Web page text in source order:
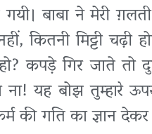
बाबा ने मेरी
कितनी मिट्टी
कपड़े गिर जाते तो
ना! यह बोझ तुम्हारे
की गति का ज्ञान